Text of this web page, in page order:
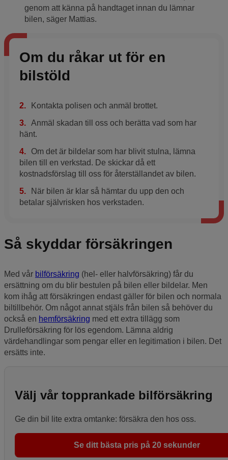
genom att känna på handtaget innan du lämnar
bilen, säger Mattias.
Om du råkar ut för en
bilstöld
Kontakta polisen och anmäl brottet.
Anmäl skadan till oss och berätta vad som har
hänt.
Om det är bildelar som har blivit stulna, lämna
bilen till en verkstad. De skickar då ett
kostnadsförslag till oss för återställandet av bilen.
När bilen är klar så hämtar du upp den och
betalar självrisken hos verkstaden.
Så skyddar försäkringen
Med vår bilförsäkring (hel- eller halvförsäkring) får du
ersättning om du blir bestulen på bilen eller bildelar. Men
kom ihåg att försäkringen endast gäller för bilen och normala
biltillbehör. Om något annat stjäls från bilen så behöver du
också en hemförsäkring med ett extra tillägg som
Drulleförsäkring för lös egendom. Lämna aldrig
värdehandlingar som pengar eller en legitimation i bilen. Det
ersätts inte.
Välj vår topprankade bilförsäkring
Ge din bil lite extra omtanke: försäkra den hos oss.
Se ditt bästa pris på 20 sekunder